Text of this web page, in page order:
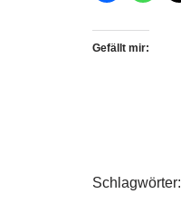
Gefällt mir:
Schlagwörter: